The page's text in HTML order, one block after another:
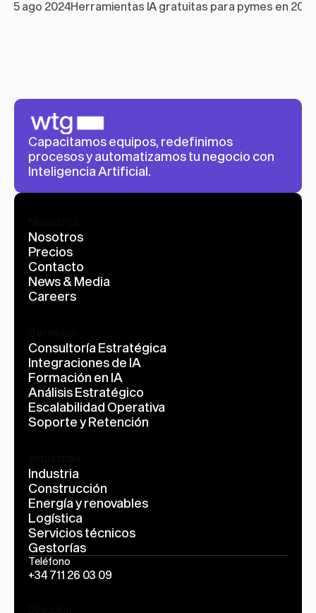
5 ago 2024Herramientas IA gratuitas para pymes en 2024
Capacitamos equipos, redefinimos
procesos y automatizamos tu negocio con
Inteligencia Artificial.
Nosotros
Precios
Contacto
News & Media
Careers
Consultoría Estratégica
Integraciones de IA
Formación en IA
Análisis Estratégico
Escalabilidad Operativa
Soporte y Retención
Industria
Construcción
Energía y renovables
Logística
Servicios técnicos
Gestorías
Teléfono
+34 711 26 03 09